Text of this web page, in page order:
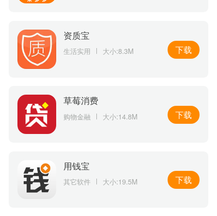
资质宝
生活实用 大小:8.3M 下载
草莓消费
购物金融 大小:14.8M 下载
用钱宝
其它软件 大小:19.5M 下载